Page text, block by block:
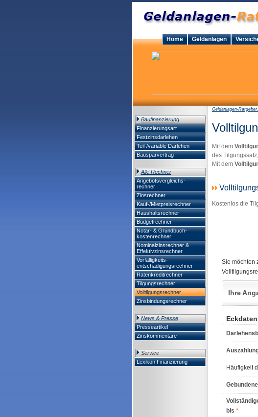
Home Geldanlagen
Baufinanzierung
Finanzierungsart
Festzinsdarlehen
Teil-/variable Darlehen
Bausparvertrag
Alle Rechner
Angebotsvergleichs-
rechner
Zinsrechner
Kauf-/Mietpreisrechner
Haushaltsrechner
Budgetrechner
Notar- & Grundbuch-
kostenrechner
Nominalzinsrechner &
Effektivzinsrechner
Vorfälligkeits-
entschädigungsrechner
Ratenkreditrechner
Tilgungsrechner
Volltilgungsrechner
Zinsbindungsrechner
News & Presse
Presseartikel
Zinskommentare
Service
Lexikon Finanzierung
Geldanlagen-
Mit dem
des
Mit dem
Kostenlos die